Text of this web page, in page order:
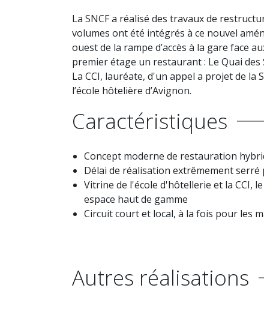
La SNCF a réalisé des travaux de
volumes ont été intégrés à ce nouvel
ouest de la rampe d’accès à la gare face
premier étage un restaurant : Le Quai des
La CCI, lauréate, d'un appel a projet de la
l’école hôtelière d’Avignon.
Caractéristiques
Concept moderne de restauration
Délai de réalisation extrêmement
Vitrine de l'école d'hôtellerie et la CCI,
espace haut de gamme
Circuit court et local, à la fois pour les
Autres réalisations